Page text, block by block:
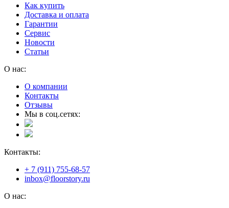
Как купить
Доставка и оплата
Гарантии
Сервис
Новости
Статьи
О нас:
О компании
Контакты
Отзывы
Мы в соц.сетях:
Контакты:
+ 7 (911) 755-68-57
inbox@floorstory.ru
О нас: